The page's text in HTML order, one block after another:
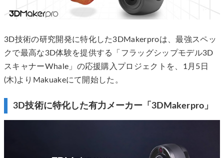
3D技術の研究開発に特化した3DMakerproは、​​最強スペッ
クで最高な3D体験を提供する「フラッグシップモデル3D
スキャナーWhale」の応援購入プロジェクトを、1月5日
(木)よりMakuakeにて開始した。​​
3D技術に特化した有力メーカー「3DMakerpro」